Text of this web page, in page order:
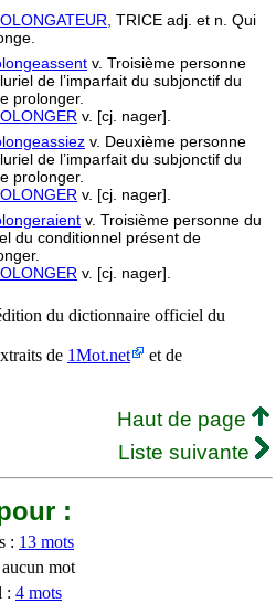
TRICE adj. et n. Qui
v. Troisième personne
de l’imparfait du subjonctif du
prolonger.
v. [cj. nager].
v. Deuxième personne
de l’imparfait du subjonctif du
prolonger.
v. [cj. nager].
v. Troisième personne du
du conditionnel présent de
v. [cj. nager].
du dictionnaire officiel du
de 1Mot.net
et de
Haut de page
Liste suivante
:
: 13 mots
mot
: 4 mots